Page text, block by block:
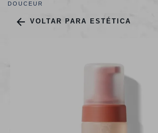
DOUCEUR
 VOLTAR PARA ESTÉTICA